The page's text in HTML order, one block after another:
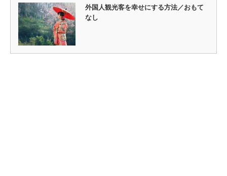
外国人観光客を幸せにする方法／おもて
なし